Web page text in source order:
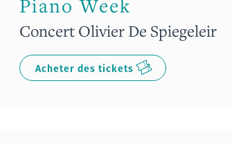
Piano Week
Concert Olivier De Spiegeleir
Acheter des tickets